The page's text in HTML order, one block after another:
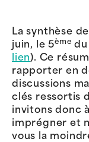
La synthèse
juin, le 5ème du
lien). Ce
rapporter en
discussions
clés ressortis
invitons donc
imprégner et
vous la